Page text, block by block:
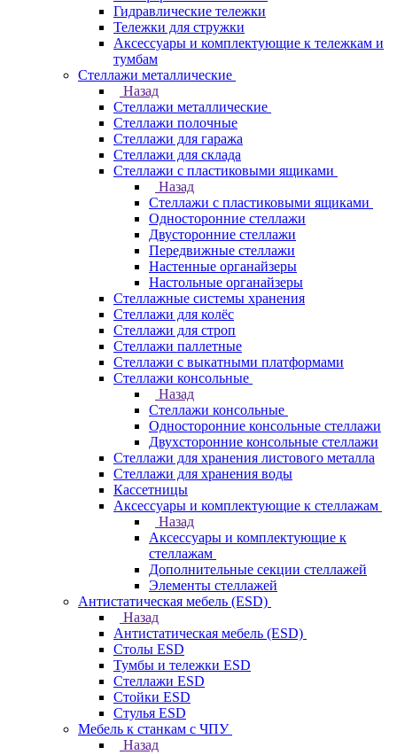
Гидравлические тележки
Тележки для стружки
Аксесcуары и комплектующие к тележкам и
тумбам
Стеллажи металлические
Назад
Стеллажи металлические
Стеллажи полочные
Стеллажи для гаража
Стеллажи для склада
Стеллажи с пластиковыми ящиками
Назад
Стеллажи с пластиковыми ящиками
Односторонние стеллажи
Двусторонние стеллажи
Передвижные стеллажи
Настенные органайзеры
Настольные органайзеры
Стеллажные системы хранения
Стеллажи для колёс
Стеллажи для строп
Стеллажи паллетные
Стеллажи с выкатными платформами
Стеллажи консольные
Назад
Стеллажи консольные
Односторонние консольные стеллажи
Двухсторонние консольные стеллажи
Стеллажи для хранения листового металла
Стеллажи для хранения воды
Кассетницы
Аксесcуары и комплектующие к стеллажам
Назад
Аксесcуары и комплектующие к
стеллажам
Дополнительные секции стеллажей
Элементы стеллажей
Антистатическая мебель (ESD)
Назад
Антистатическая мебель (ESD)
Столы ESD
Тумбы и тележки ESD
Стеллажи ESD
Стойки ESD
Стулья ESD
Мебель к станкам с ЧПУ
Назад